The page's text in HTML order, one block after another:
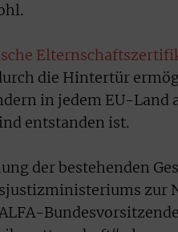
die Hintertür
in jedem EU-Land
entstanden ist.
der bestehenden
zur